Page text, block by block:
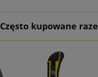
Często kupowane